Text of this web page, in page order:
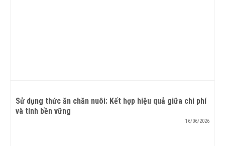
Sử dụng thức ăn chăn nuôi: Kết hợp hiệu quả giữa chi phí
và tính bền vững
16/06/2026